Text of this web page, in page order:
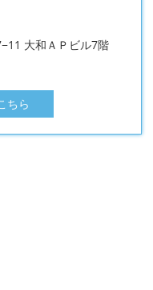
大和ＡＰビル7階
ちら